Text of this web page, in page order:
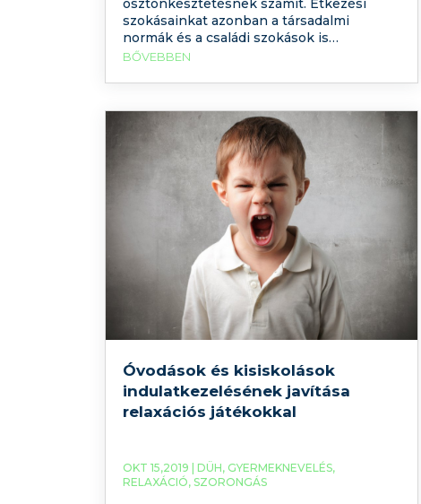
ösztönkésztetésnek számít. Étkezési
szokásainkat azonban a társadalmi
normák és a családi szokások is
jelentősen bef,olyásolják. Az evészavarok
a bulimia nervosa. Ide kapcsolható még az
például az egészséges étel függőség. Kik
veszélyeztetettek az evészavarok
szempontjából?
BŐVEBBEN
Óvodások és kisiskolások
indulatkezelésének javítása
relaxációs játékokkal
OKT 15,2019 | DÜH, GYERMEKNEVELÉS,
RELAXÁCIÓ, SZORONGÁS